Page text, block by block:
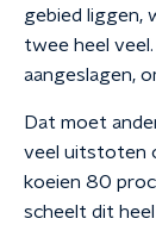
gebied liggen,
twee heel
aangeslagen,
Dat moet
veel uitstoten
koeien 80
scheelt dit